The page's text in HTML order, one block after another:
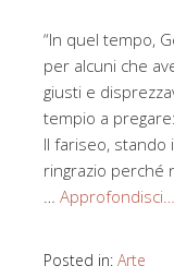
“In quel tempo,
per alcuni che
giusti e
tempio a
Il fariseo, stando
ringrazio perché
… Approfondisci…
Posted in: Arte